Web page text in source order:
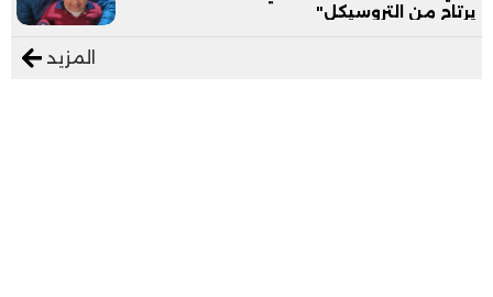
يرتاح من التروسيكل"
المزيد